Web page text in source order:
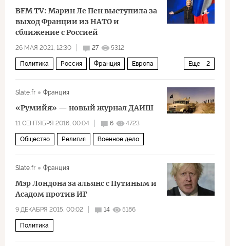
BFM TV: Марин Ле Пен выступила за
выход Франции из НАТО и
сближение с Россией
26 МАЯ 2021, 12:30 27 5312
Еще 2
Политика Россия Франция Европа
Slate.fr
Франция
«Румийя» — новый журнал ДАИШ
11 СЕНТЯБРЯ 2016, 00:04 6 4723
Общество Религия Военное дело
Slate.fr Франция
Мэр Лондона за альянс с Путиным и
Асадом против ИГ
9 ДЕКАБРЯ 2015, 00:02 14 5186
Политика